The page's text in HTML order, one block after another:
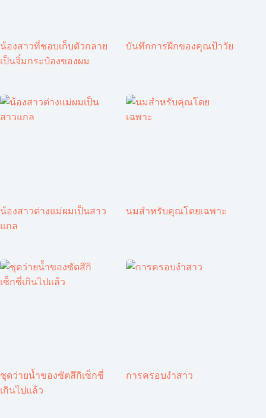
น้องสาวที่ชอบเก็บตัวกลาย
เป็นจิ๋มกระป๋องของผม
บันทึกการฝึกของคุณป้าวัย
น้องสาวต่างแม่ผมเป็นสาว
แกล
นมสำหรับคุณโดยเฉพาะ
ชุดว่ายน้ำของซัตสึกิเซ็กซี่
เกินไปแล้ว
การครอบงำสาว